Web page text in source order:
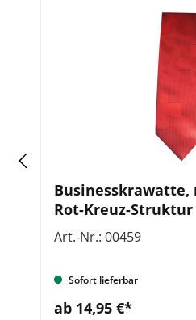
Businesskrawatte,
Rot-Kreuz-Struktur
Art.-Nr.: 00459
Sofort lieferbar
ab 14,95 €*